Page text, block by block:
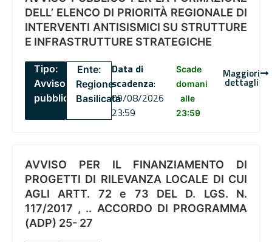
DELL’ ELENCO DI PRIORITÀ REGIONALE DI
INTERVENTI ANTISISMICI SU STRUTTURE
E INFRASTRUTTURE STRATEGICHE
Tipo:
Avviso
pubblico
Ente:
Regione
Basilicata
Data di
scadenza:
09/08/2026
23:59
Scade
domani
alle
23:59
Maggiori
dettagli
AVVISO PER IL FINANZIAMENTO DI
PROGETTI DI RILEVANZA LOCALE DI CUI
AGLI ARTT. 72 e 73 DEL D. LGS. N.
117/2017 , .. ACCORDO DI PROGRAMMA
(ADP) 25- 27